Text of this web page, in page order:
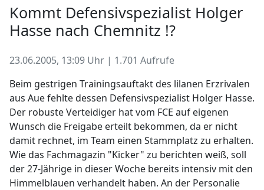
Kommt Defensivspezialist Holger
Hasse nach Chemnitz !?
23.06.2005, 13:09 Uhr | 1.701 Aufrufe
Beim gestrigen Trainingsauftakt des lilanen Erzrivalen
aus Aue fehlte dessen Defensivspezialist Holger Hasse.
Der robuste Verteidiger hat vom FCE auf eigenen
Wunsch die Freigabe erteilt bekommen, da er nicht
damit rechnet, im Team einen Stammplatz zu erhalten.
Wie das Fachmagazin "Kicker" zu berichten weiß, soll
der 27-Jährige in dieser Woche bereits intensiv mit den
Himmelblauen verhandelt haben. An der Personalie